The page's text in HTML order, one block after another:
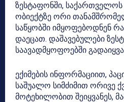
ზესტაფონში,
ობიექტზე ორი
საწყობში იმყოფებოდნენ
დაეცათ. დაშავებულები
საავადმყოფოებში
ექიმების ინფორმაციით,
საშუალო სიმძიმით ორივე
მოტეხილობით შეიყვანეს,